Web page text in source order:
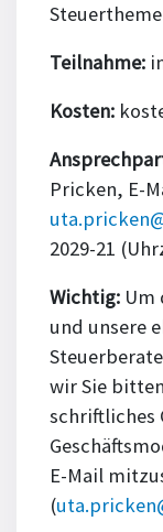
Teilnahme:
Kosten:
Pricken, E-
2029-21
Wichtig: Um
und unsere
wir Sie
schriftliches
E-Mail
(